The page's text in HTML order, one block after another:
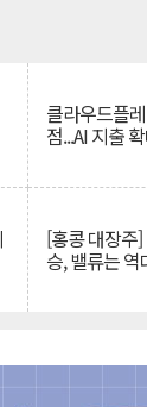
클라우드플
점...AI 지출
[홍콩 대장
승, 밸류는 역